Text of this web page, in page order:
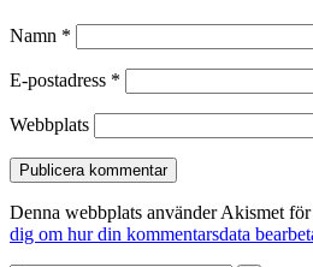
Namn *
E-postadress *
Webbplats
Denna webbplats använder Akismet
dig om hur din kommentarsdata